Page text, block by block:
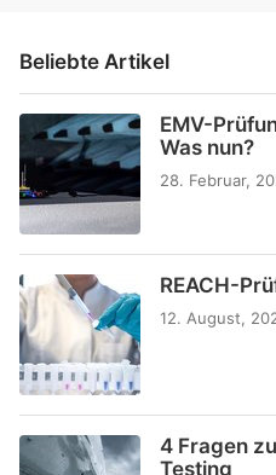
Beliebte Artikel
EMV-
Was nun?
28. Februar,
REACH-
12. August,
4 Fragen
Testing